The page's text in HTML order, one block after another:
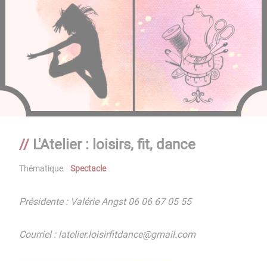
L'Atelier : loisirs, fit, dance
Thématique Spectacle
Présidente : Valérie Angst 06 06 67 05 55
Courriel : latelier.loisirfitdance@gmail.com